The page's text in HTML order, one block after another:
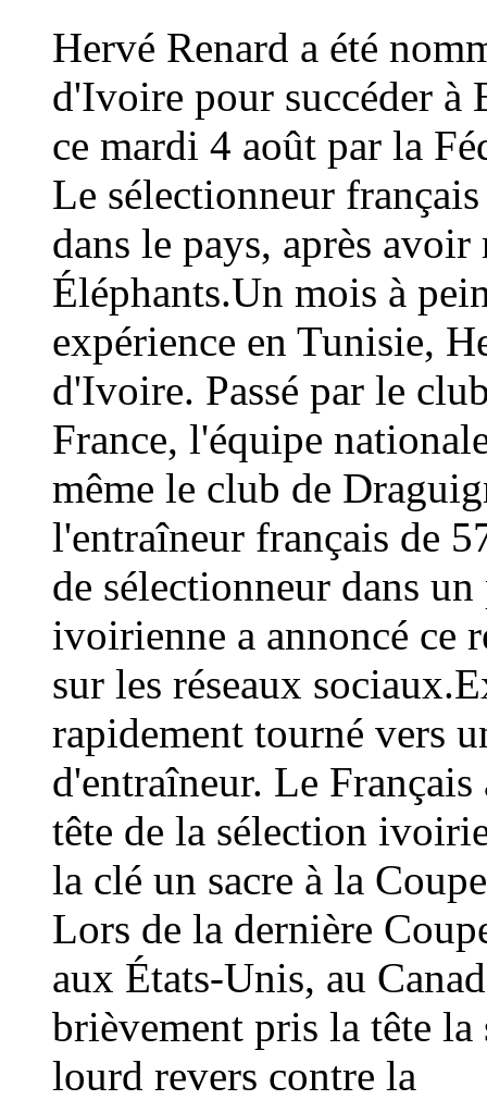
Hervé Renard a été
d'Ivoire pour succéder à
ce mardi 4 août par la
Le sélectionneur
dans le pays, après
Éléphants.Un mois à
expérience en Tunisie,
d'Ivoire. Passé par le
France, l'équipe
même le club de
l'entraîneur français de
de sélectionneur dans
ivoirienne a annoncé ce
sur les réseaux
rapidement tourné vers
d'entraîneur. Le
tête de la sélection
la clé un sacre à la
Lors de la dernière
aux États-Unis, au
brièvement pris la tête
lourd revers contre la